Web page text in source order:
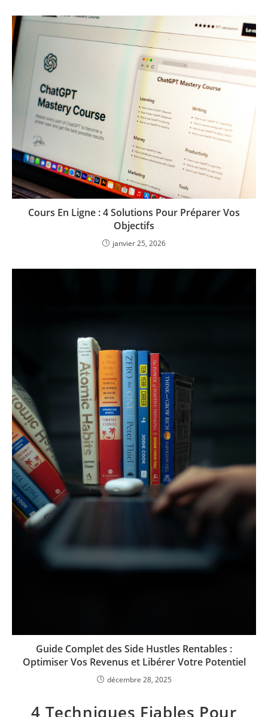
Cours En Ligne : 4 Solutions Pour Préparer Vos
Objectifs
janvier 25, 2026
Guide Complet des Side Hustles Rentables :
Optimiser Vos Revenus et Libérer Votre Potentiel
décembre 28, 2025
4 Techniques Fiables Pour